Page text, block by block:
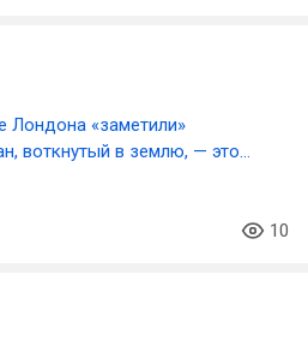
Лондона «заметили»
воткнутый в землю, — это
10